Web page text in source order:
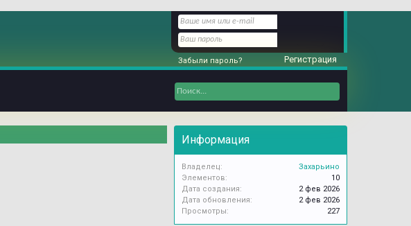
Информация
Владелец:
Захарьино
Элементов:
10
Дата создания:
2 фев 2026
Дата обновления:
2 фев 2026
Просмотры:
227
Забыли пароль? Регистрация